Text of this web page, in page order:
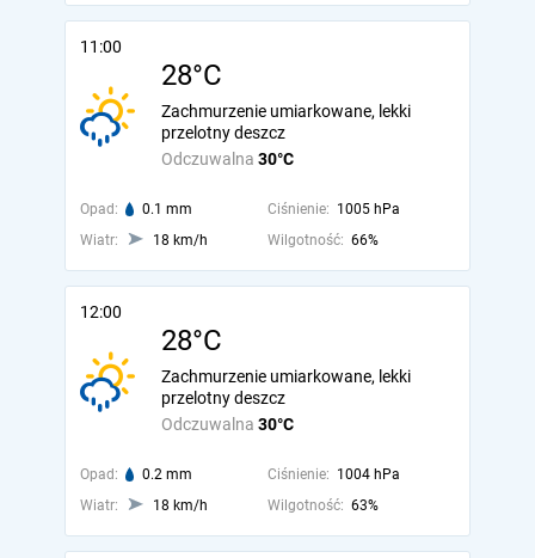
11:00
28°C
Odczuwalna 30°C
Zachmurzenie umiarkowane, lekki
przelotny deszcz
Opad: 0.1 mm Ciśnienie: 1005 hPa
Wiatr:
18 km/h Wilgotność: 66%
12:00
28°C
Odczuwalna 30°C
Zachmurzenie umiarkowane, lekki
przelotny deszcz
Opad: 0.2 mm Ciśnienie: 1004 hPa
Wiatr:
18 km/h Wilgotność: 63%